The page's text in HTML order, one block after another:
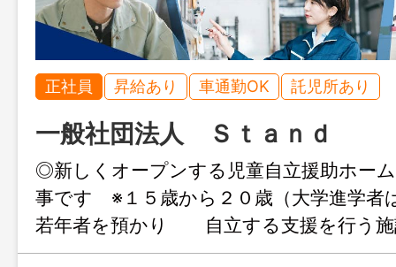
正社員 昇給あり 車通勤OK 託児所あり
一般社団法人 Ｓｔａｎｄ
◎新しくオープンする児童自立援助ホー
事です ※１５歳から２０歳（大学進学者
若年者を預かり 自立する支援を行う施
向はありません） ※大阪市鶴見区での